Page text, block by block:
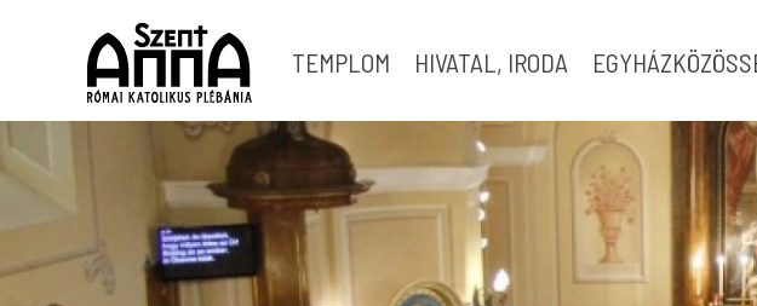
TEMPLOM HIVATAL, IRODA